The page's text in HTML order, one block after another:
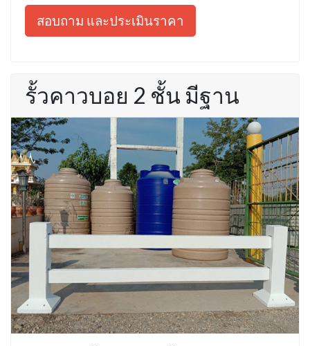
สอบถาม และประเมินราคา
รั้วคาวบอย 2 ชั้น มีฐาน